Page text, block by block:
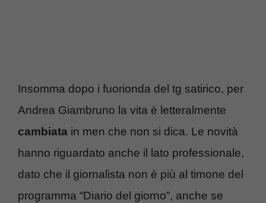
Insomma dopo i fuorionda del tg satirico, per
Andrea Giambruno la vita è letteralmente
cambiata in men che non si dica. Le novità
hanno riguardato anche il lato professionale,
dato che il giornalista non è più al timone del
programma “Diario del giorno”, anche se